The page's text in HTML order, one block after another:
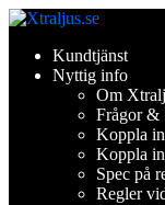
Hoppa
navigering
Hoppa
innehållKundtjänst
Nyttig info
Om
Frågor &
Koppla
Koppla
Spec på
Regler